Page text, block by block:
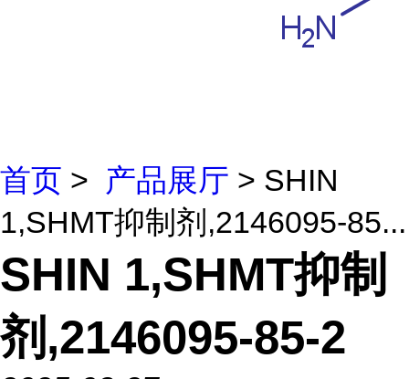
首页 > 产品展厅 > SHIN
1,SHMT抑制剂,2146095-85...
SHIN 1,SHMT抑制
剂,2146095-85-2